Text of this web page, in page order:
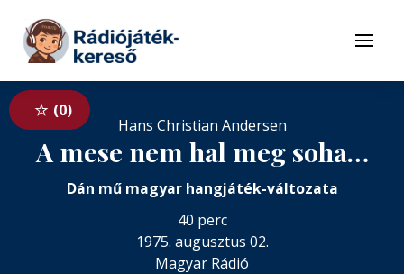
Tovább a tartalomhoz
Menü
0
Hans Christian Andersen
A mese nem hal meg soha…
Dán mű magyar hangjáték-változata
40 perc
1975. augusztus 02.
Magyar Rádió